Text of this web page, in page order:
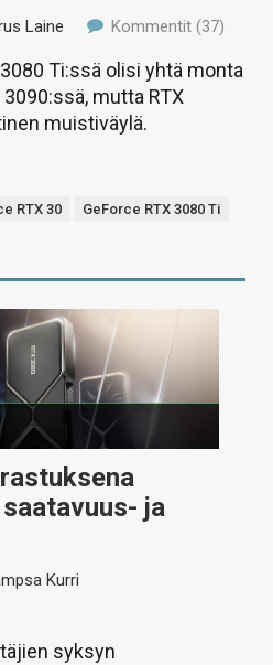
Laine Kommentit (37)
Ti:ssä olisi yhtä monta
3090:ssä, mutta RTX
muistiväylä.
RTX 30
GeForce RTX 3080 Ti
ja
Kurri
syksyn